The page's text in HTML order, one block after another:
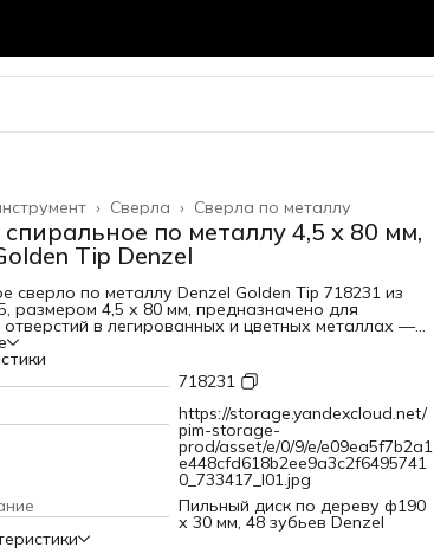
Сверла по металлу
Сверла ›
›
по металлу 4,5 x 80 мм,
Tip Denzel
сверло по металлу Denzel Golden Tip 718231 из
размером 4,5 х 80 мм, предназначено для
отверстий в легированных и цветных металлах —
мягкой бронзе, титане, латуни. Оснастка
справляться с поставленными
оптимальному углу заточки 135°. Класс
гарантирует высокое качество полученных
Сверло используется для проведения монтажно-
работ.ПреимуществаУстойчивость к перегреву и
нагрузкам — сверло изготовлено из
быстрорежущей стали твердостью 62-64
засверливание — подточенная поперечная
устойчивость сверла к нагрузкам и
начинать работу без предварительной разметки
(накернивания).Быстрая и аккуратная работа —
вышлифованному профилю и точному соблюдению
718231
https://storage.yandexcloud.net/
pim-storage-
prod/asset/e/0/9/e/e09ea5f7b2a1
e448cfd618b2ee9a3c2f6495741
0_733417_l01.jpg
Пильный диск по дереву ф190
х 30 мм, 48 зубьев Denzel